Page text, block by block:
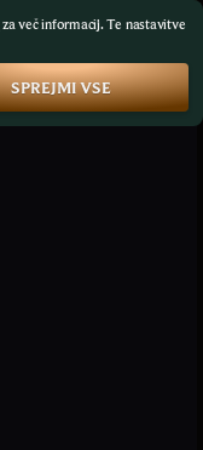
za več informacij. Te nastavitve
SPREJMI VSE